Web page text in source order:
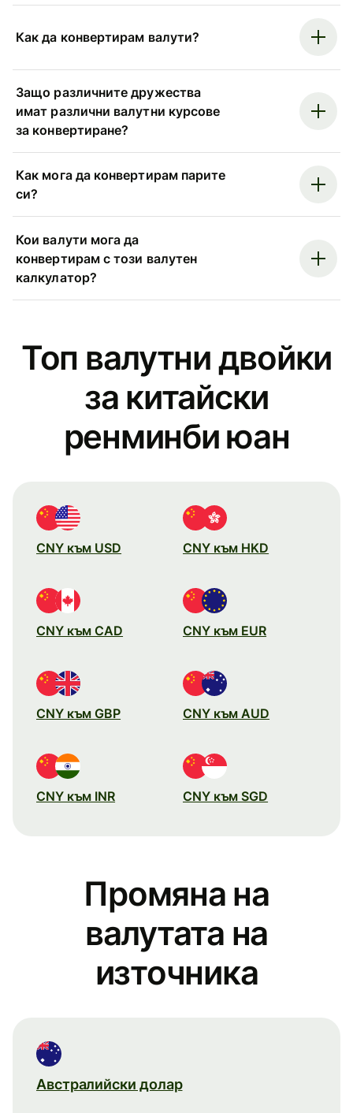
Как да конвертирам валути?
Защо различните дружества
имат различни валутни курсове
за конвертиране?
Как мога да конвертирам парите
си?
Кои валути мога да
конвертирам с този валутен
калкулатор?
Топ валутни двойки
за китайски
ренминби юан
CNY към USD CNY към HKD
CNY към CAD CNY към EUR
CNY към GBP CNY към AUD
CNY към INR CNY към SGD
Промяна на
валутата на
източника
Австралийски долар